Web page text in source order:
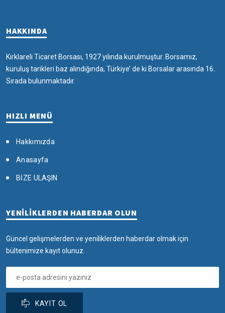
HAKKINDA
Kırklareli Ticaret Borsası, 1927 yılında kurulmuştur. Borsamız,
kuruluş tarikleri baz alındığında, Türkiye’ de ki Borsalar arasında 16.
Sırada bulunmaktadır.
HIZLI MENÜ
Hakkımızda
Anasayfa
BİZE ULAŞIN
YENİLİKLERDEN HABERDAR OLUN
Güncel gelişmelerden ve yeniliklerden haberdar olmak için
bültenimize kayıt olunuz.
KAYIT OL